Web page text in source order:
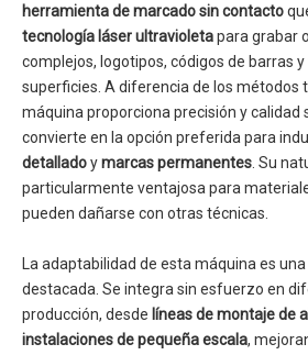
herramienta de marcado sin contacto
tecnología láser ultravioletapara grabar
complejos, logotipos, códigos de barras
superficies. A diferencia de los métodos
máquina proporciona precisión y calidad
convierte en la opción preferida para
detalladoymarcas permanentes . Su
particularmente ventajosa para
pueden dañarse con otras técnicas.
La adaptabilidad de esta máquina es
destacada. Se integra sin esfuerzo en
producción, desde líneas de montaje de
instalaciones de pequeña escala,